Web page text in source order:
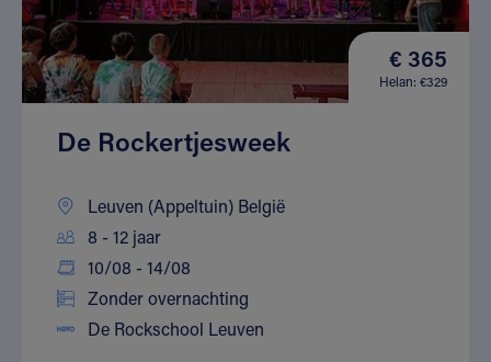
€ 365
Helan: €329
De Rockertjesweek
Leuven (Appeltuin) België
8 - 12 jaar
10/08 - 14/08
Zonder overnachting
De Rockschool Leuven